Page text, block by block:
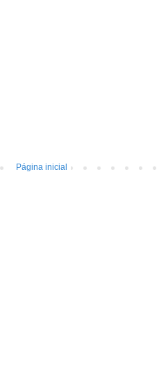
Página inicial